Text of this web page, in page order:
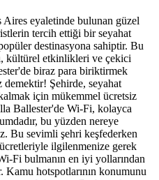
eyaletinde bulunan güzel
tercih ettiği bir seyahat
destinasyona sahiptir. Bu
kültürel etkinlikleri ve çekici
biraz para biriktirmek
demektir! Şehirde, seyahat
için mükemmel ücretsiz
Ballester'de Wi-Fi, kolayca
bu yüzden nereye
Bu sevimli şehri keşfederken
ilgilenmenize gerek
Fi bulmanın en iyi yollarından
hotspotlarının konumunu